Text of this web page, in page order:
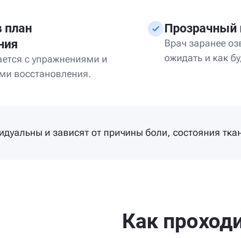
план
с упражнениями и
восстановления.
Прозрачный
Врач заранее
ожидать и как
и зависят от причины боли, состояния
Как